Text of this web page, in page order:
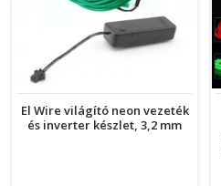
El Wire világító neon vezeték
és inverter készlet, 3,2 mm